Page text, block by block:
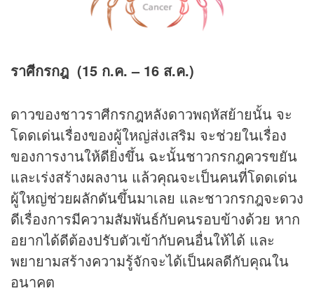
ราศีกรกฎ (15 ก.ค. – 16 ส.ค.)
ดาวของชาวราศีกรกฎหลังดาวพฤหัสย้ายนั้น จะ
โดดเด่นเรื่องของผู้ใหญ่ส่งเสริม จะช่วยในเรื่อง
ของการงานให้ดียิ่งขึ้น ฉะนั้นชาวกรกฎควรขยัน
และเร่งสร้างผลงาน แล้วคุณจะเป็นคนที่โดดเด่น
ผู้ใหญ่ช่วยผลักดันขึ้นมาเลย และชาวกรกฎจะดวง
ดีเรื่องการมีความสัมพันธ์กับคนรอบข้างด้วย หาก
อยากได้ดีต้องปรับตัวเข้ากับคนอื่นให้ได้ และ
พยายามสร้างความรู้จักจะได้เป็นผลดีกับคุณใน
อนาคต